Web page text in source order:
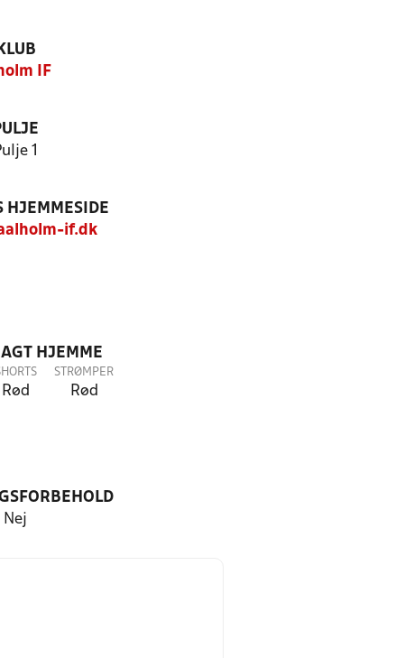
KLUB
IF
1
HJEMMESIDE
if.dk
HJEMME
Rød
STRØMPER
Rød
Nej